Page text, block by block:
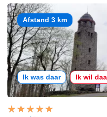
Afstand 3 km
Ik was daar Ik wil